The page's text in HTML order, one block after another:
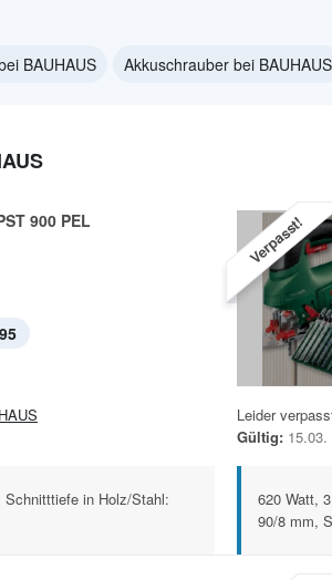
BAUHAUS Akkuschrauber bei BAUHAUS
900 PEL
Schnitttiefe in Holz/Stahl:
Verpasst!
Leider
Gültig:
620 Watt,
90/8 mm,